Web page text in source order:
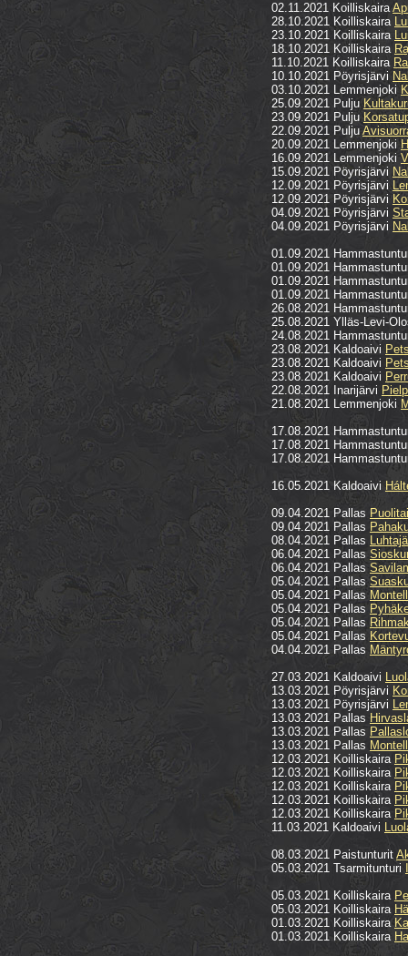
02.11.2021 Koilliskaira
28.10.2021 Koilliskaira
23.10.2021 Koilliskaira
18.10.2021 Koilliskaira
11.10.2021 Koilliskaira
10.10.2021 Pöyrisjärvi
03.10.2021 Lemmenjoki
25.09.2021 Pulju
23.09.2021 Pulju
22.09.2021 Pulju
20.09.2021 Lemmenjoki
16.09.2021 Lemmenjoki
15.09.2021 Pöyrisjärvi
12.09.2021 Pöyrisjärvi
12.09.2021 Pöyrisjärvi
04.09.2021 Pöyrisjärvi
04.09.2021 Pöyrisjärvi
01.09.2021
01.09.2021
01.09.2021
01.09.2021
26.08.2021
25.08.2021 Ylläs-Levi-
24.08.2021
23.08.2021 Kaldoaivi
23.08.2021 Kaldoaivi
23.08.2021 Kaldoaivi
22.08.2021 Inarijärvi
21.08.2021 Lemmenjoki
17.08.2021
17.08.2021
17.08.2021
16.05.2021 Kaldoaivi
09.04.2021 Pallas
09.04.2021 Pallas
08.04.2021 Pallas
06.04.2021 Pallas
06.04.2021 Pallas
05.04.2021 Pallas
05.04.2021 Pallas
05.04.2021 Pallas
05.04.2021 Pallas
05.04.2021 Pallas
04.04.2021 Pallas
27.03.2021 Kaldoaivi
13.03.2021 Pöyrisjärvi
13.03.2021 Pöyrisjärvi
13.03.2021 Pallas
13.03.2021 Pallas
13.03.2021 Pallas
12.03.2021 Koilliskaira
12.03.2021 Koilliskaira
12.03.2021 Koilliskaira
12.03.2021 Koilliskaira
12.03.2021 Koilliskaira
11.03.2021 Kaldoaivi
08.03.2021 Paistunturit
05.03.2021 Tsarmitunturi
05.03.2021 Koilliskaira
05.03.2021 Koilliskaira
01.03.2021 Koilliskaira
01.03.2021 Koilliskaira